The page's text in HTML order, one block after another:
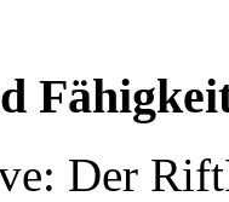
Der